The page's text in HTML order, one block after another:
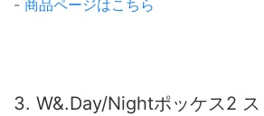
- 商品ページはこちら
3. W&.Day/Nightポッケス2 ス